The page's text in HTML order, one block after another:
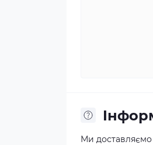
Ми доставляємо